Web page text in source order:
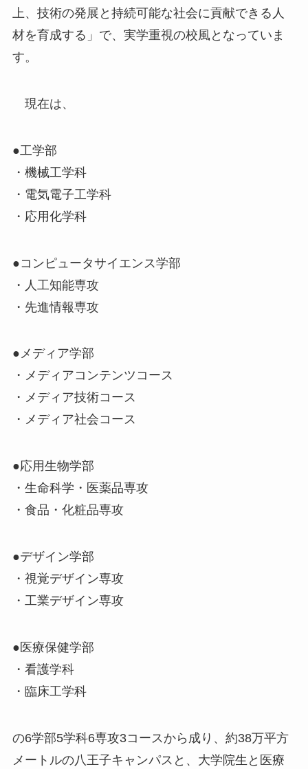
上、技術の発展と持続可能な社会に貢献できる人
材を育成する」で、実学重視の校風となっていま
す。
現在は、
●工学部
・機械工学科
・電気電子工学科
・応用化学科
●コンピュータサイエンス学部
・人工知能専攻
・先進情報専攻
●メディア学部
・メディアコンテンツコース
・メディア技術コース
・メディア社会コース
●応用生物学部
・生命科学・医薬品専攻
・食品・化粧品専攻
●デザイン学部
・視覚デザイン専攻
・工業デザイン専攻
●医療保健学部
・看護学科
・臨床工学科
の6学部5学科6専攻3コースから成り、約38万平方
メートルの八王子キャンパスと、大学院生と医療